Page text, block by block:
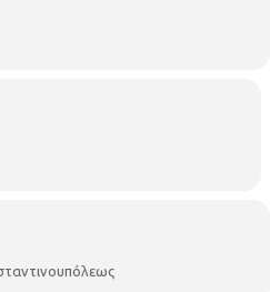
τηρηθεί απόλυτη σειρά
λίστα αναμονής σε περίπτωση
2310315100)